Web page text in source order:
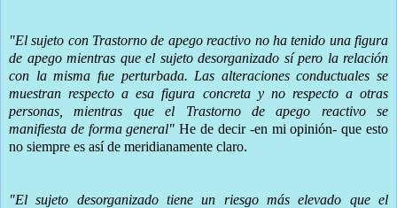
"El sujeto con Trastorno de apego reactivo no ha tenido una figura
de apego mientras que el sujeto desorganizado sí pero la relación
con la misma fue perturbada. Las alteraciones conductuales se
muestran respecto a esa figura concreta y no respecto a otras
personas, mientras que el Trastorno de apego reactivo se
manifiesta de forma general" He de decir -en mi opinión- que esto
no siempre es así de meridianamente claro.
"El sujeto desorganizado tiene un riesgo más elevado que el